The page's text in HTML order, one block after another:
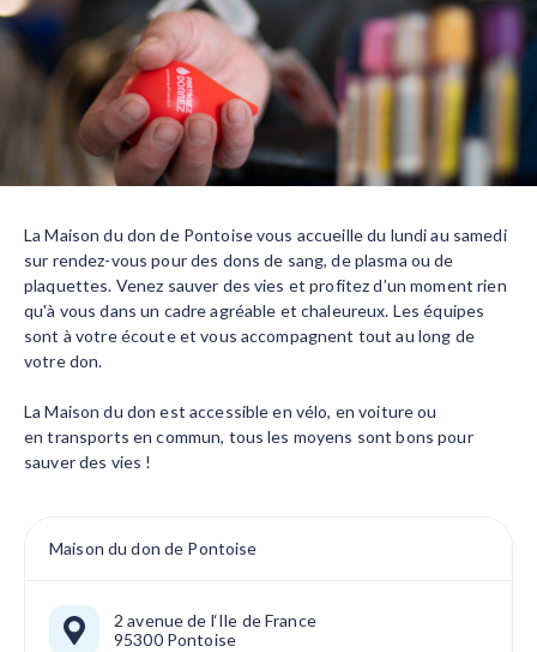
La Maison du don de Pontoise vous accueille du lundi au samedi
sur rendez-vous pour des dons de sang, de plasma ou de
plaquettes. Venez sauver des vies et profitez d’un moment rien
qu'à vous dans un cadre agréable et chaleureux. Les équipes
sont à votre écoute et vous accompagnent tout au long de
votre don.
La Maison du don est accessible en vélo, en voiture ou
en transports en commun, tous les moyens sont bons pour
sauver des vies !
Maison du don de Pontoise
2 avenue de l‘Ile de France
95300 Pontoise